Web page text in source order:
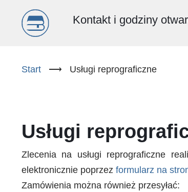
Menu
(PL)
Kontakt i godziny
Start ⟶ Usługi reprograficzne
Usługi
Zlecenia na usługi reprograficzne
elektronicznie poprzez formularz na
Zamówienia można również przesyłać: